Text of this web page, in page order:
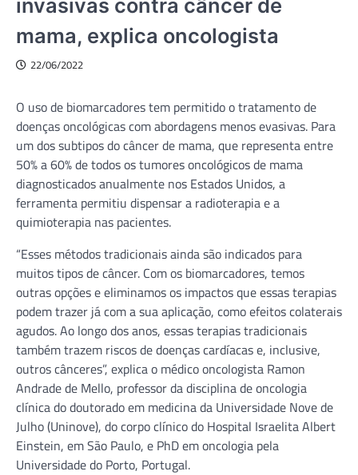
mama, explica oncologista
22/06/2022
O uso de biomarcadores tem permitido o tratamento de
doenças oncológicas com abordagens menos evasivas. Para
um dos subtipos do câncer de mama, que representa entre
50% a 60% de todos os tumores oncológicos de mama
diagnosticados anualmente nos Estados Unidos, a
ferramenta permitiu dispensar a radioterapia e a
quimioterapia nas pacientes.
“Esses métodos tradicionais ainda são indicados para
muitos tipos de câncer. Com os biomarcadores, temos
outras opções e eliminamos os impactos que essas terapias
podem trazer já com a sua aplicação, como efeitos colaterais
agudos. Ao longo dos anos, essas terapias tradicionais
também trazem riscos de doenças cardíacas e, inclusive,
outros cânceres”, explica o médico oncologista Ramon
Andrade de Mello, professor da disciplina de oncologia
clínica do doutorado em medicina da Universidade Nove de
Julho (Uninove), do corpo clínico do Hospital Israelita Albert
Einstein, em São Paulo, e PhD em oncologia pela
Universidade do Porto, Portugal.